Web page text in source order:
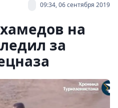
09:34, 06 сентября 2019
на
за